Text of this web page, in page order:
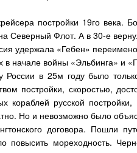
постройки 19го
Северный Флот. А в 30-е
удержала «Гебен»
в начале войны «Эльбинга» и
России в 25м году было
постройки, скоростью,
кораблей русской
Но и невозможно было
договора. Пошли
мореходность.